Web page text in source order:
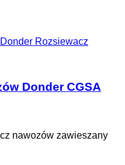
Rozsiewacz
Donder CGSA
nawozów zawieszany